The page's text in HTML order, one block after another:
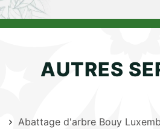
AUTRES
Abattage d'arbre Bouy